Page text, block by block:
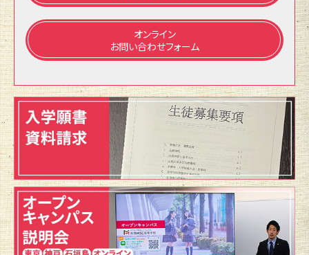
オンライン
お問い合わせフォーム